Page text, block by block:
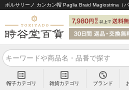
帽子カテゴリ 雑貨カテゴリ ブランド